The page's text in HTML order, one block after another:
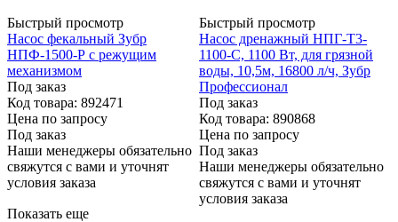
Быстрый просмотр
Насос фекальный Зубр
НПФ-1500-Р с режущим
механизмом
Под заказ
Код товара: 892471
Цена по запросу
Под заказ
Наши менеджеры обязательно
свяжутся с вами и уточнят
условия заказа
Быстрый просмотр
Насос дренажный НПГ-Т3-
1100-С, 1100 Вт, для грязной
воды, 10,5м, 16800 л/ч, Зубр
Профессионал
Под заказ
Код товара: 890868
Цена по запросу
Под заказ
Наши менеджеры обязательно
свяжутся с вами и уточнят
условия заказа
Показать еще